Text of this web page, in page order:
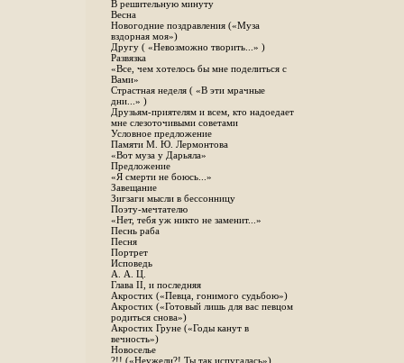
В решительную минуту
Весна
Новогодние поздравления («Муза
вздорная моя»)
Другу ( «Невозможно творить...» )
Развязка
«Все, чем хотелось бы мне поделиться с
Вами»
Страстная неделя ( «В эти мрачные
дни...» )
Друзьям-приятелям и всем, кто надоедает
мне слезоточивыми советами
Условное предложение
Памяти М. Ю. Лермонтова
«Вот муза у Дарьяла»
Предложение
«Я смерти не боюсь...»
Завещание
Зигзаги мысли в бессонницу
Поэту-мечтателю
«Нет, тебя уж никто не заменит...»
Песнь раба
Песня
Портрет
Исповедь
А. А. Ц.
Глава II, и последняя
Акростих («Певца, гонимого судьбою»)
Акростих («Готовый лишь для вас певцом
родиться снова»)
Акростих Груне («Годы канут в
вечность»)
Новоселье
?!! («Неужели?! Ты так испугалась»)